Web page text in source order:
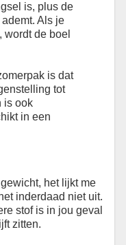
is, plus de
Als je
wordt de boel
is dat
tot
is ook
in een
het lijkt me
inderdaad niet uit.
stof is in jou geval
zitten.